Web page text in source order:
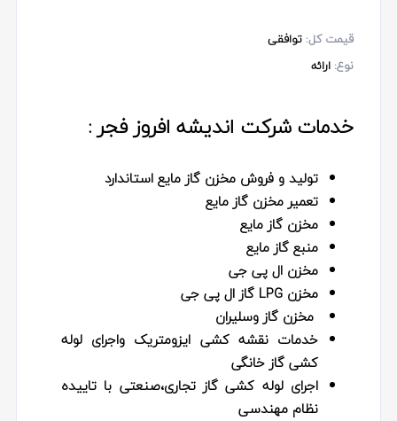
قیمت کل: توافقی
نوع: ارائه
خدمات شرکت اندیشه افروز فجر :
تولید و فروش مخزن گاز مایع استاندارد
تعمیر مخزن گاز مایع
مخزن گاز مایع
منبع گاز مایع
مخزن ال پی جی
مخزن LPG گاز ال پی جی
مخزن گاز وسلیران
خدمات نقشه کشی ایزومتریک واجرای لوله
کشی گاز خانگی
اجرای لوله کشی گاز تجاری،صنعتی با تاییده
نظام مهندسی